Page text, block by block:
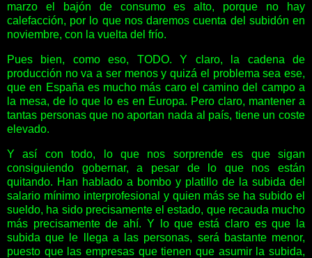
marzo el bajón de consumo es alto, porque no hay
calefacción, por lo que nos daremos cuenta del subidón en
noviembre, con la vuelta del frío.
Pues bien, como eso, TODO. Y claro, la cadena de
producción no va a ser menos y quizá el problema sea ese,
que en España es mucho más caro el camino del campo a
la mesa, de lo que lo es en Europa. Pero claro, mantener a
tantas personas que no aportan nada al país, tiene un coste
elevado.
Y así con todo, lo que nos sorprende es que sigan
consiguiendo gobernar, a pesar de lo que nos están
quitando. Han hablado a bombo y platillo de la subida del
salario mínimo interprofesional y quien más se ha subido el
sueldo, ha sido precisamente el estado, que recauda mucho
más precisamente de ahí. Y lo que está claro es que la
subida que le llega a las personas, será bastante menor,
puesto que las empresas que tienen que asumir la subida,